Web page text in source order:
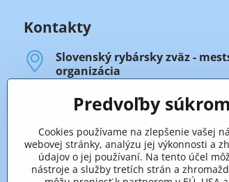
Kontakty
Slovenský rybársky zväz -
organizácia
911 01 Trenčín
- prvý, druhý a štvrtý štvrtok v
od 13.00 hod. do 17.00 hod.
- tretí štvrtok v mesiaci:
Predvoľby
Cookies používame na zlepšenie vašej
webovej stránky, analýzu jej výkonnosti a
údajov o jej používaní. Na tento účel
nástroje a služby tretích strán a